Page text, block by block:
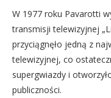
W 1977 roku Pavarotti
transmisji telewizyjnej
przyciągnęło jedną z
telewizyjnej, co
supergwiazdy i
publiczności.